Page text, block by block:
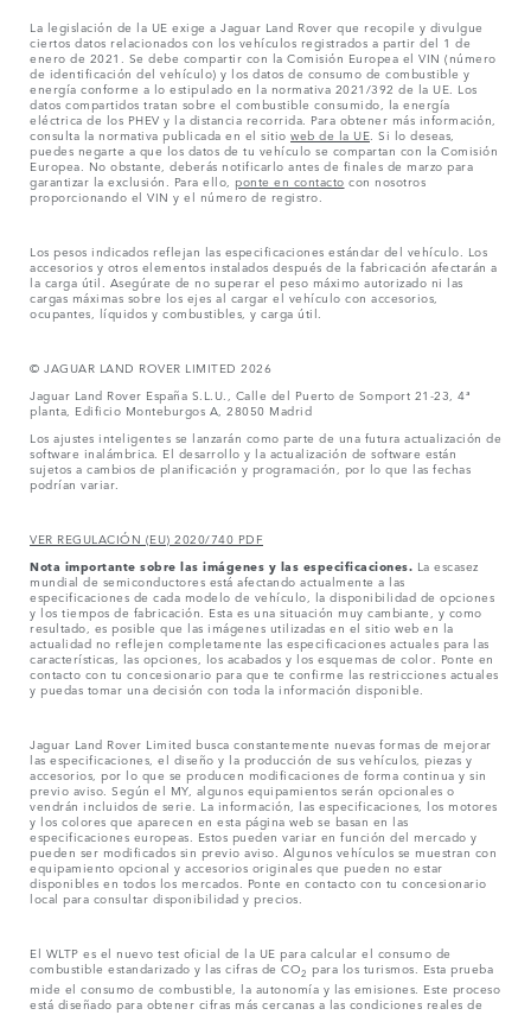
La legislación de la UE exige a Jaguar Land Rover que recopile y divulgue
ciertos datos relacionados con los vehículos registrados a partir del 1 de
enero de 2021. Se debe compartir con la Comisión Europea el VIN (número
de identificación del vehículo) y los datos de consumo de combustible y
energía conforme a lo estipulado en la normativa 2021/392 de la UE. Los
datos compartidos tratan sobre el combustible consumido, la energía
eléctrica de los PHEV y la distancia recorrida. Para obtener más información,
consulta la normativa publicada en el sitio web de la UE . Si lo deseas,
puedes negarte a que los datos de tu vehículo se compartan con la Comisión
Europea. No obstante, deberás notificarlo antes de finales de marzo para
garantizar la exclusión. Para ello, ponte en contacto con nosotros
proporcionando el VIN y el número de registro.
Los pesos indicados reflejan las especificaciones estándar del vehículo. Los
accesorios y otros elementos instalados después de la fabricación afectarán a
la carga útil. Asegúrate de no superar el peso máximo autorizado ni las
cargas máximas sobre los ejes al cargar el vehículo con accesorios,
ocupantes, líquidos y combustibles, y carga útil.
© JAGUAR LAND ROVER LIMITED 2026
Jaguar Land Rover España S.L.U., Calle del Puerto de Somport 21-23, 4ª
planta, Edificio Monteburgos A, 28050 Madrid
Los ajustes inteligentes se lanzarán como parte de una futura actualización de
software inalámbrica. El desarrollo y la actualización de software están
sujetos a cambios de planificación y programación, por lo que las fechas
podrían variar.
VER REGULACIÓN (EU) 2020/740 PDF
Nota importante sobre las imágenes y las especificaciones. La escasez
mundial de semiconductores está afectando actualmente a las
especificaciones de cada modelo de vehículo, la disponibilidad de opciones
y los tiempos de fabricación. Esta es una situación muy cambiante, y como
resultado, es posible que las imágenes utilizadas en el sitio web en la
actualidad no reflejen completamente las especificaciones actuales para las
características, las opciones, los acabados y los esquemas de color. Ponte en
contacto con tu concesionario para que te confirme las restricciones actuales
y puedas tomar una decisión con toda la información disponible.
Jaguar Land Rover Limited busca constantemente nuevas formas de mejorar
las especificaciones, el diseño y la producción de sus vehículos, piezas y
accesorios, por lo que se producen modificaciones de forma continua y sin
previo aviso. Según el MY, algunos equipamientos serán opcionales o
vendrán incluidos de serie. La información, las especificaciones, los motores
y los colores que aparecen en esta página web se basan en las
especificaciones europeas. Estos pueden variar en función del mercado y
pueden ser modificados sin previo aviso. Algunos vehículos se muestran con
equipamiento opcional y accesorios originales que pueden no estar
disponibles en todos los mercados. Ponte en contacto con tu concesionario
local para consultar disponibilidad y precios.
El WLTP es el nuevo test oficial de la UE para calcular el consumo de
combustible estandarizado y las cifras de CO2 para los turismos. Esta prueba
mide el consumo de combustible, la autonomía y las emisiones. Este proceso
está diseñado para obtener cifras más cercanas a las condiciones reales de